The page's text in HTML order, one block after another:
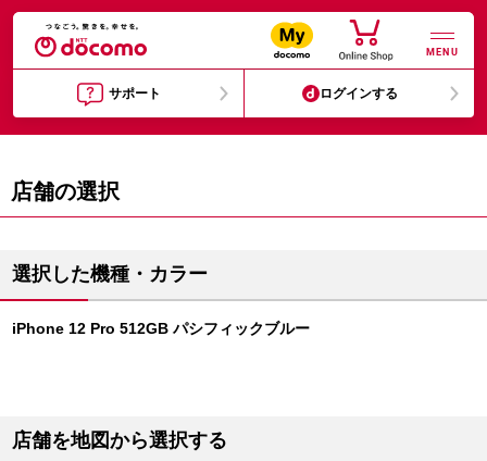
MENU
サポート ログインする
店舗の選択
選択した機種・カラー
iPhone 12 Pro 512GB パシフィックブルー
店舗を地図から選択する